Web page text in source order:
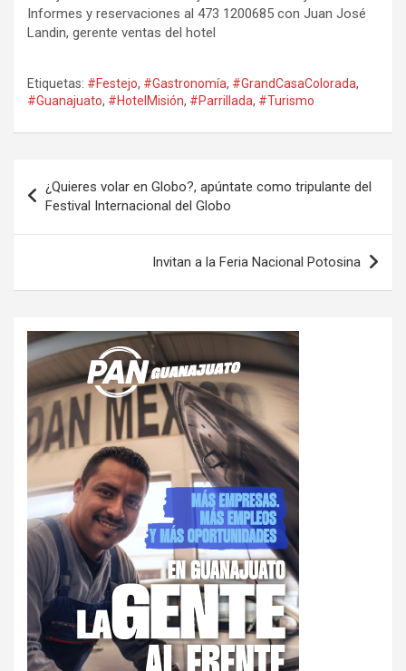
Informes y reservaciones al 473 1200685 con Juan José
Landin, gerente ventas del hotel
Etiquetas: #Festejo, #Gastronomía, #GrandCasaColorada,
#Guanajuato, #HotelMisión, #Parrillada, #Turismo
de
entradas
¿Quieres volar en Globo?, apúntate como tripulante del
Festival Internacional del Globo
Invitan a la Feria Nacional Potosina